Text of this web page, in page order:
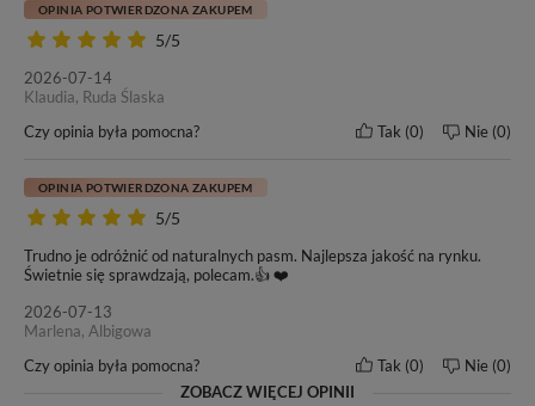
5/5
OPINIA POTWIERDZONA ZAKUPEM
2026-07-14
Klaudia, Ruda Ślaska
Czy opinia była pomocna?
Tak 0 Nie 0
5/5
OPINIA POTWIERDZONA ZAKUPEM
Trudno je odróżnić od naturalnych pasm. Najlepsza jakość na rynku.
Świetnie się sprawdzają, polecam.👍 ❤️
2026-07-13
Marlena, Albigowa
Czy opinia była pomocna?
Tak 0 Nie 0
ZOBACZ WIĘCEJ OPINII